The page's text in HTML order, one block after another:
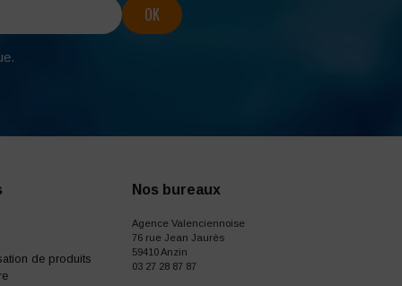
de produits
Nos bureaux
Agence Valenciennoise
76 rue Jean Jaurès
59410 Anzin
03 27 28 87 87